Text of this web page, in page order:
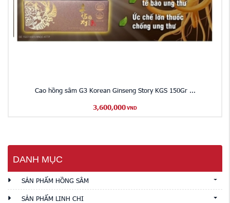
Cao hồng sâm G3 Korean Ginseng Story KGS 150Gr ...
3,600,000 VND
DANH MỤC
SẢN PHẨM HỒNG SÂM
SẢN PHẨM LINH CHI